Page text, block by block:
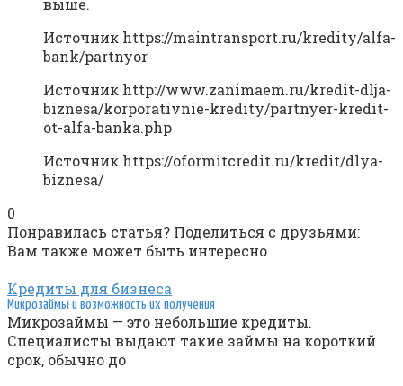
выше.
Источник https://maintransport.ru/kredity/alfa-
bank/partnyor
Источник http://www.zanimaem.ru/kredit-dlja-
biznesa/korporativnie-kredity/partnyer-kredit-
ot-alfa-banka.php
Источник https://oformitcredit.ru/kredit/dlya-
biznesa/
0
Понравилась статья? Поделиться с друзьями:
Вам также может быть интересно
Кредиты для бизнеса
Микрозаймы и возможность их получения
Микрозаймы — это небольшие кредиты.
Специалисты выдают такие займы на короткий
срок, обычно до